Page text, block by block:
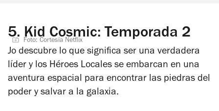
5. Kid Cosmic: Temporada 2
Foto: Cortesía Netflix
Jo descubre lo que significa ser una verdadera
líder y los Héroes Locales se embarcan en una
aventura espacial para encontrar las piedras del
poder y salvar a la galaxia.